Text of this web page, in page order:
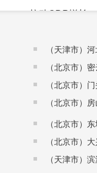
，拉动GDP增长
业4家。省级单项
保持在110亿元以上
达到75.3%，为全
瓦，锂离子电池
加值20.8亿元，
宅竣工面积43万平